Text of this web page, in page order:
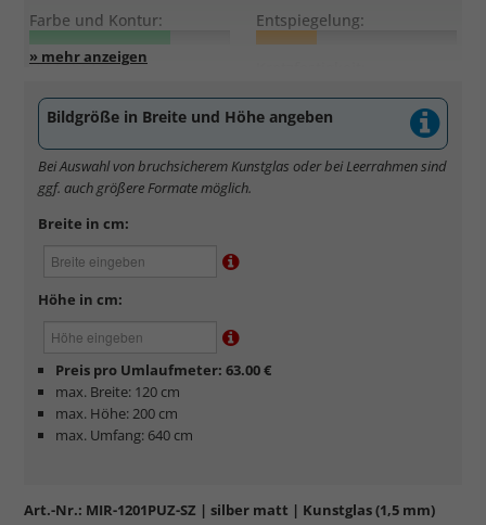
Farbe und Kontur: Entspiegelung:
UV-Schutz:
Sehr leicht und bruchsicher, daher auch für große Formate
Kontraste und Konturen gut erkennbar, da hohe
Lichtdurchlässigkeit.
Sehr kratzempfindlich
Elektrostatisch
geladen, daher werden Staub und feine
Partikel angezogen.
Bildgröße in Breite und Höhe angeben
Bei Auswahl von bruchsicherem Kunstglas oder bei Leerrahmen sind
ggf. auch größere Formate möglich.
Breite in cm:
Höhe in cm:
Preis pro Umlaufmeter: 63.00 €
max. Breite: 120 cm
max. Höhe: 200 cm
max. Umfang: 640 cm
Art.-Nr.: MIR-1201PUZ-SZ | silber matt | Kunstglas (1,5 mm)